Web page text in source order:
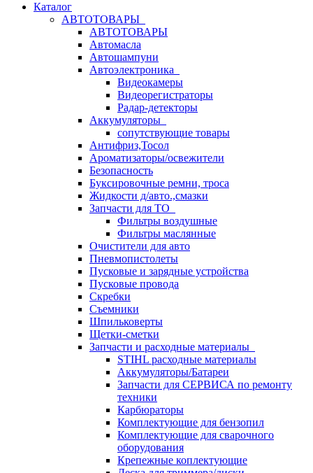
Каталог
АВТОТОВАРЫ
АВТОТОВАРЫ
Автомасла
Автошампуни
Автоэлектроника
Видеокамеры
Видеорегистраторы
Радар-детекторы
Аккумуляторы
сопутствующие товары
Антифриз,Тосол
Ароматизаторы/освежители
Безопасность
Буксировочные ремни, троса
Жидкости д/авто.,смазки
Запчасти для ТО
Фильтры воздушные
Фильтры маслянные
Очистители для авто
Пневмопистолеты
Пусковые и зарядные устройства
Пусковые провода
Скребки
Съемники
Шпильковерты
Щетки-сметки
Запчасти и расходные материалы
STIHL расходные материалы
Аккумуляторы/Батареи
Запчасти для СЕРВИСА по ремонту
техники
Карбюраторы
Комплектующие для бензопил
Комплектующие для сварочного
оборудования
Крепежные коплектующие